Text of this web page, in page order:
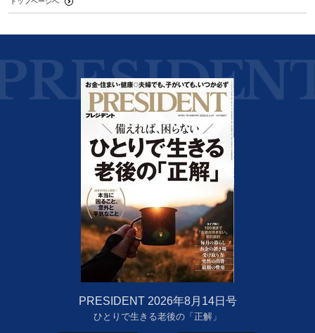
PRESIDENT 2026年8月14日号
ひとりで生きる老後の「正解」